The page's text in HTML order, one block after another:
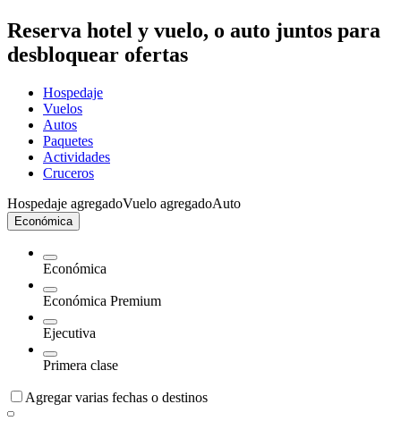
Reserva hotel y vuelo, o auto juntos para
desbloquear ofertas
Hospedaje
Vuelos
Autos
Paquetes
Actividades
Cruceros
Hospedaje agregadoVuelo agregadoAuto
Económica
Económica
Económica Premium
Ejecutiva
Primera clase
Agregar varias fechas o destinos